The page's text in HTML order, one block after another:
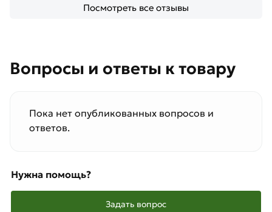
Посмотреть все отзывы
Вопросы и ответы к товару
Пока нет опубликованных вопросов и
ответов.
Нужна помощь?
Задать вопрос